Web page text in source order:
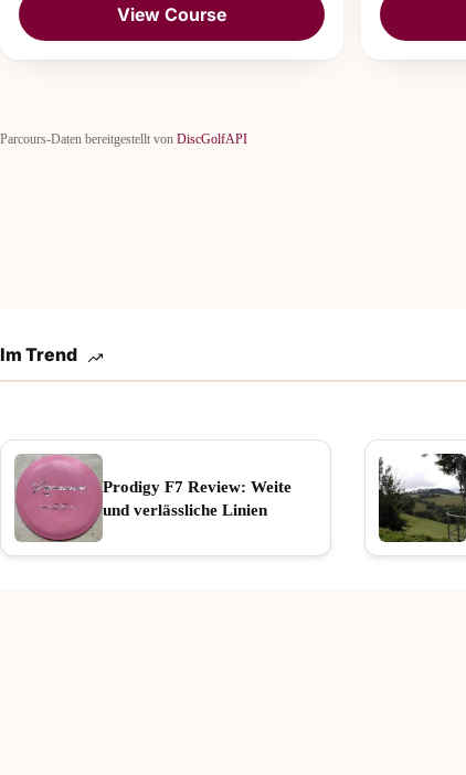
View Course
Parcours-Daten bereitgestellt von DiscGolfAPI
Im Trend
Prodigy F7 Review: Weite
und verlässliche Linien